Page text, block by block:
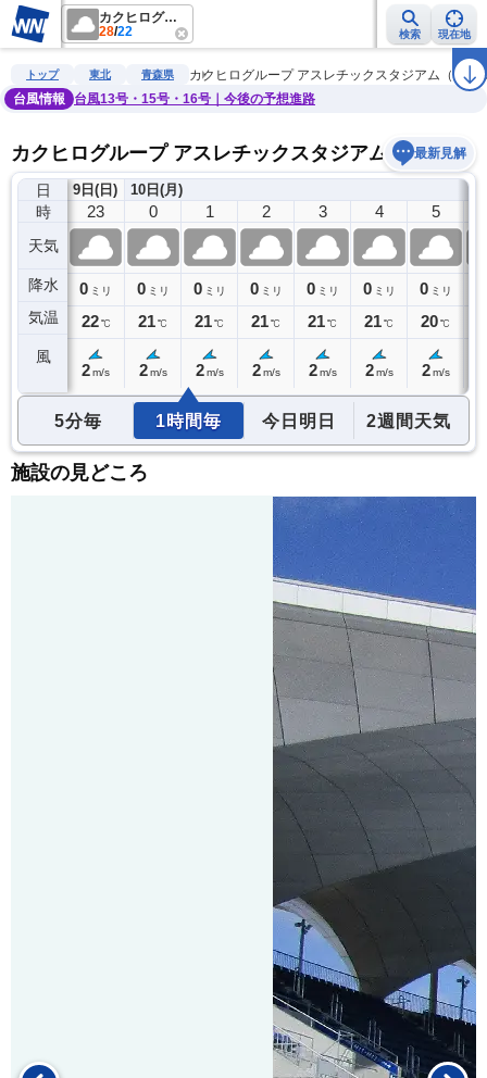
カクヒログループ アスレチックスタジアム（新青森県総合運動公園陸上競技場）
28/22 検索 現在地
雨雲レーダー 台風情報 地震情報 警報・注意報 2週間天気 ラ
トップ 東北 青森県
カクヒログループ アスレチックスタジアム（新青
台風情報
台風13号・15号・16号｜今後の予想進路
カクヒログループ アスレチックスタジアム（新青森
最新見解
日
時
天気
降水
気温
風
9日(日)
22
0ミリ
22℃
23
0 ミリ
22 ℃
2m/s
10日(月)
0
0 ミリ
21℃
2 m/s
1
0 ミリ
21℃
2 m/s
2
0 ミリ
21℃
2 m/s
3
0 ミリ
21℃
2 m/s
4
0 ミリ
21℃
2 m/s
5
0 ミリ
20℃
2 m/s
5分毎 1時間毎 今日明日 2週間天気
施設の見どころ